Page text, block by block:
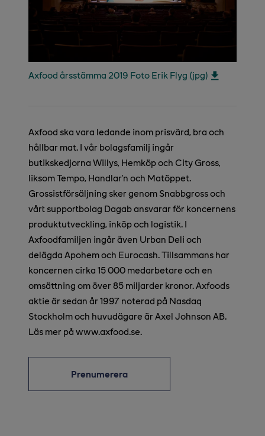
Axfood årsstämma 2019 Foto Erik Flyg (jpg)
Axfood ska vara ledande inom prisvärd, bra och
hållbar mat. I vår bolagsfamilj ingår
butikskedjorna Willys, Hemköp och City Gross,
liksom Tempo, Handlar’n och Matöppet.
Grossistförsäljning sker genom Snabbgross och
vårt supportbolag Dagab ansvarar för koncernens
produktutveckling, inköp och logistik. I
Axfoodfamiljen ingår även Urban Deli och
delägda Apohem och Eurocash. Tillsammans har
koncernen cirka 15 000 medarbetare och en
omsättning om över 85 miljarder kronor. Axfoods
aktie är sedan år 1997 noterad på Nasdaq
Stockholm och huvudägare är Axel Johnson AB.
Läs mer på www.axfood.se.
Prenumerera